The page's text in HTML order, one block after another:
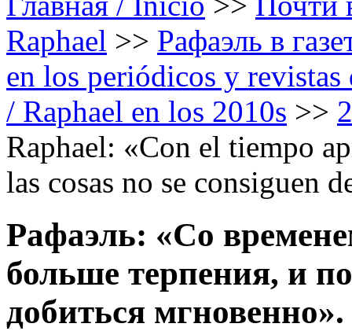
Raphael >> Рафаэль в
en los periódicos y
/ Raphael en los 2010s >>
Raphael: «Con el tiempo
las cosas no se consiguen
Рафаэль: «Со
больше терпения, и
добиться мгновенно».